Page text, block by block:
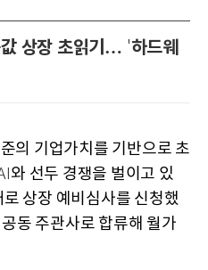
상장 초읽기… '하드웨
의 기업가치를 기반으로 초
와 선두 경쟁을 벌이고 있
상장 예비심사를 신청했
동 주관사로 합류해 월가